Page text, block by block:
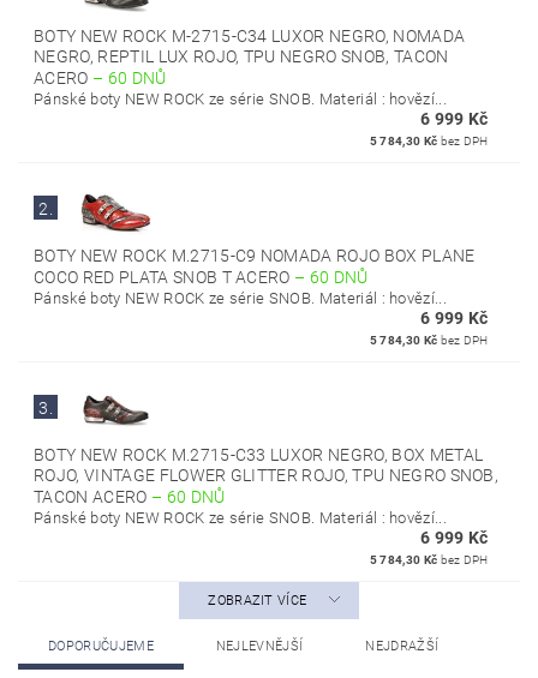
BOTY NEW ROCK M-2715-C34 LUXOR NEGRO, NOMADA
NEGRO, REPTIL LUX ROJO, TPU NEGRO SNOB, TACON
ACERO – 60 DNŮ
Pánské boty NEW ROCK ze série SNOB. Materiál : hovězí...
6 999 Kč
5 784,30 Kč bez DPH
2.
BOTY NEW ROCK M.2715-C9 NOMADA ROJO BOX PLANE
COCO RED PLATA SNOB T ACERO – 60 DNŮ
Pánské boty NEW ROCK ze série SNOB. Materiál : hovězí...
6 999 Kč
5 784,30 Kč bez DPH
3.
BOTY NEW ROCK M.2715-C33 LUXOR NEGRO, BOX METAL
ROJO, VINTAGE FLOWER GLITTER ROJO, TPU NEGRO SNOB,
TACON ACERO – 60 DNŮ
Pánské boty NEW ROCK ze série SNOB. Materiál : hovězí...
6 999 Kč
5 784,30 Kč bez DPH
ZOBRAZIT VÍCE
DOPORUČUJEME NEJLEVNĚJŠÍ NEJDRAŽŠÍ